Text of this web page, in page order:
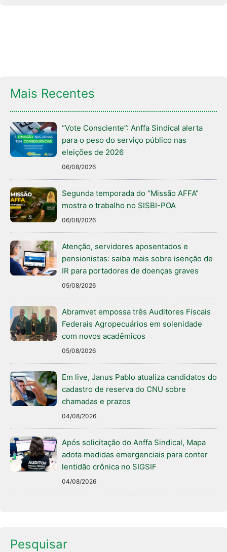
Mais Recentes
“Vote Consciente”: Anffa Sindical alerta
para o peso do serviço público nas
eleições de 2026
06/08/2026
Segunda temporada do “Missão AFFA”
mostra o trabalho no SISBI-POA
06/08/2026
Atenção, servidores aposentados e
pensionistas: saiba mais sobre isenção de
IR para portadores de doenças graves
05/08/2026
Abramvet empossa três Auditores Fiscais
Federais Agropecuários em solenidade
com novos acadêmicos
05/08/2026
Em live, Janus Pablo atualiza candidatos do
cadastro de reserva do CNU sobre
chamadas e prazos
04/08/2026
Após solicitação do Anffa Sindical, Mapa
adota medidas emergenciais para conter
lentidão crônica no SIGSIF
04/08/2026
Pesquisar